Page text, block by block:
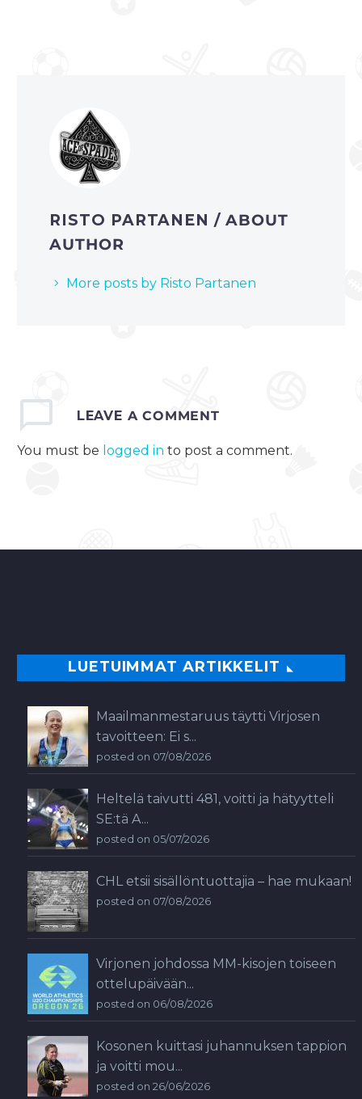
RISTO PARTANEN/ ABOUT
AUTHOR
More posts by Risto Partanen
LEAVE A COMMENT
You must be logged in to post a comment.
LUETUIMMAT ARTIKKELIT
Maailmanmestaruus täytti Virjosen
tavoitteen: Ei s...
posted on 07/08/2026
Heltelä taivutti 481, voitti ja hätyytteli
SE:tä A...
posted on 05/07/2026
CHL etsii sisällöntuottajia – hae mukaan!
posted on 07/08/2026
Virjonen johdossa MM-kisojen toiseen
ottelupäivään...
posted on 06/08/2026
Kosonen kuittasi juhannuksen tappion
ja voitti mou...
posted on 26/06/2026